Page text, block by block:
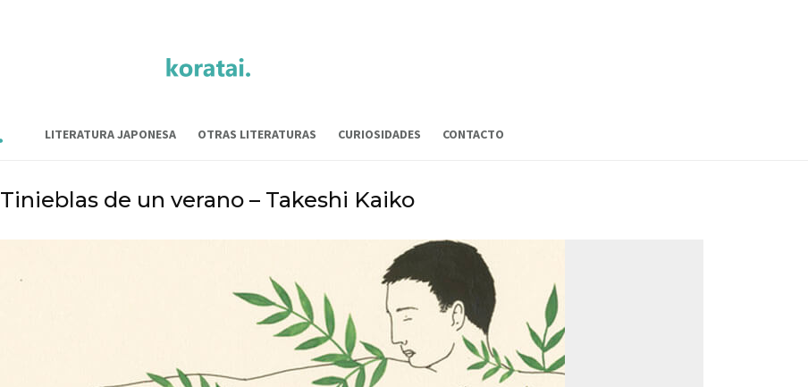
LITERATURA JAPONESA OTRAS LITERATURAS CURIOSIDADES CONTACTO
Tinieblas de un verano – Takeshi Kaiko